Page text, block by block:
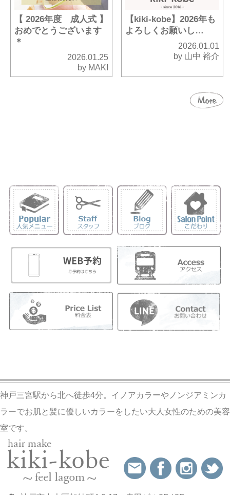
【 2026年度 成人式 】
おめでとうございます
＊
2026.01.25
by MAKI
【kiki-kobe】2026年も
よろしくお願いし…
2026.01.01
by 山中 裕介
神戸三宮駅から北へ徒歩4分。イノアカラーやノンジアミンカ
ラーでお肌と髪に優しいカラーをしたい大人女性のための美容
室です。